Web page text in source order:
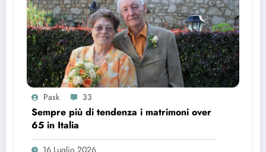
Pask 33
Sempre più di tendenza i matrimoni over
65 in Italia